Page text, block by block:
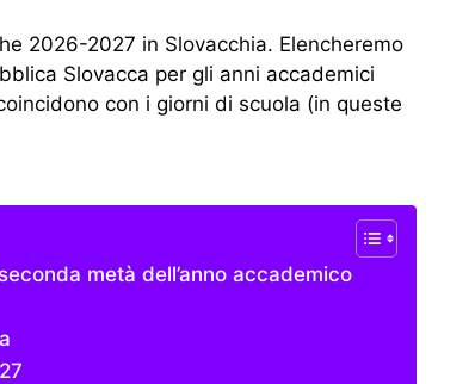
2026-2027 in Slovacchia. Elencheremo
Slovacca per gli anni accademici
con i giorni di scuola (in queste
metà dell’anno accademico